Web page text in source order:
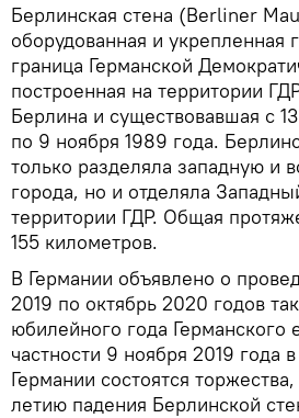
Берлинская стена (Berliner
оборудованная и укрепленная
граница Германской
построенная на территории
Берлина и существовавшая с 13
по 9 ноября 1989 года.
только разделяла западную и
города, но и отделяла
территории ГДР. Общая
155 километров.
В Германии объявлено о
2019 по октябрь 2020 годов
юбилейного года Германского
частности 9 ноября 2019 года
Германии состоятся
летию падения Берлинской